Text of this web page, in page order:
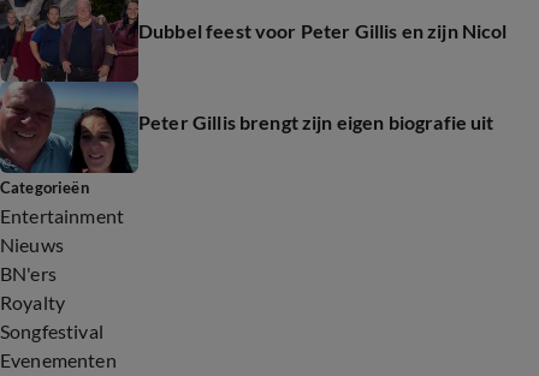
Dubbel feest voor Peter Gillis en zijn Nicol
Peter Gillis brengt zijn eigen biografie uit
Categorieën
Entertainment
Nieuws
BN'ers
Royalty
Songfestival
Evenementen